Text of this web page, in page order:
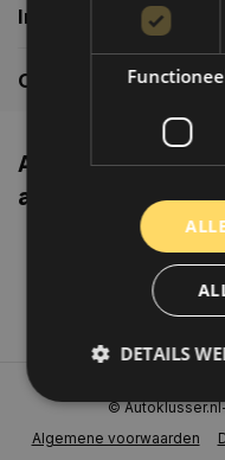
Informatie
Contactgegevens
Altijd de
aanbiedingen
Algemene voorwaarden
© Autoklusser.nl
DETAILS
Strikt